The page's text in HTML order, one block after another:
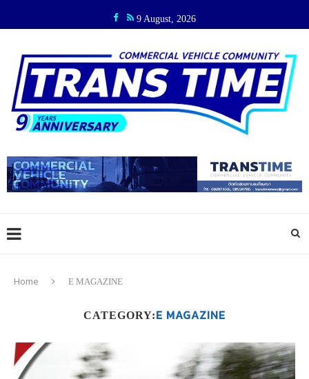
9 August, 2026
Home E MAGAZINE
CATEGORY:E MAGAZINE